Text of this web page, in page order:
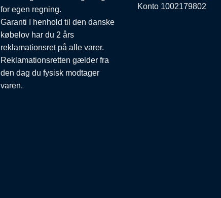
for egen regning.
Garanti I henhold til den danske
købelov har du 2 års
reklamationsret på alle varer.
Reklamationsretten gælder fra
den dag du fysisk modtager
varen.
Konto 1002179802